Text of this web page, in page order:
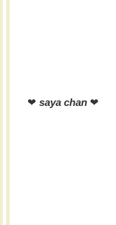
❤︎ saya chan ❤︎